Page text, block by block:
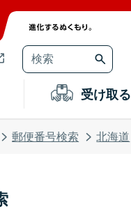
受け取る
郵便番号検索 北海道